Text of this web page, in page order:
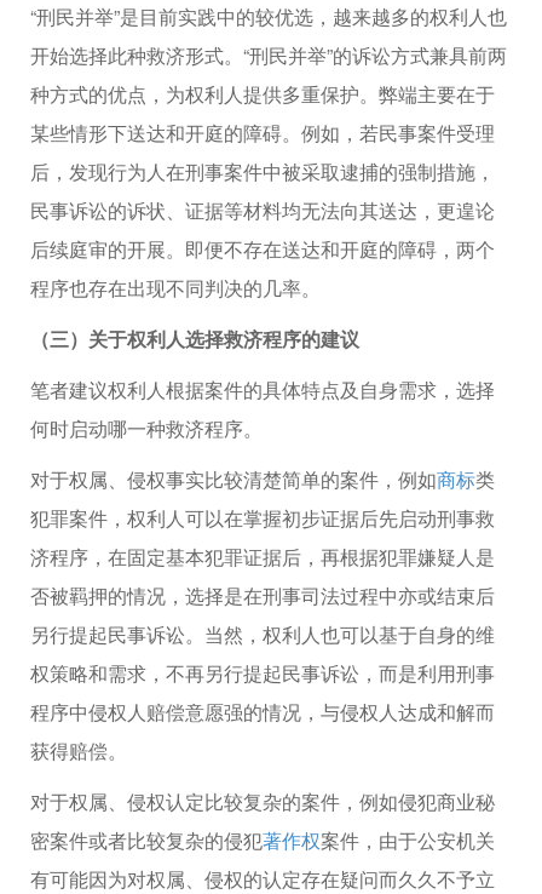
“刑民并举”是目前实践中的较优选，越来越多的权利人也
开始选择此种救济形式。“刑民并举”的诉讼方式兼具前两
种方式的优点，为权利人提供多重保护。弊端主要在于
某些情形下送达和开庭的障碍。例如，若民事案件受理
后，发现行为人在刑事案件中被采取逮捕的强制措施，
民事诉讼的诉状、证据等材料均无法向其送达，更遑论
后续庭审的开展。即便不存在送达和开庭的障碍，两个
程序也存在出现不同判决的几率。
（三）关于权利人选择救济程序的建议
笔者建议权利人根据案件的具体特点及自身需求，选择
何时启动哪一种救济程序。
对于权属、侵权事实比较清楚简单的案件，例如商标类
犯罪案件，权利人可以在掌握初步证据后先启动刑事救
济程序，在固定基本犯罪证据后，再根据犯罪嫌疑人是
否被羁押的情况，选择是在刑事司法过程中亦或结束后
另行提起民事诉讼。当然，权利人也可以基于自身的维
权策略和需求，不再另行提起民事诉讼，而是利用刑事
程序中侵权人赔偿意愿强的情况，与侵权人达成和解而
获得赔偿。
对于权属、侵权认定比较复杂的案件，例如侵犯商业秘
密案件或者比较复杂的侵犯著作权案件，由于公安机关
有可能因为对权属、侵权的认定存在疑问而久久不予立